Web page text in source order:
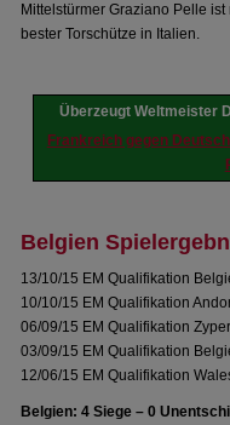
Mittelstürmer Graziano Pelle
bester Torschütze in Italien.
Überzeugt Weltmeister
Frankreich gegen
Belgien
13/10/15 EM Qualifikation
10/10/15 EM Qualifikation
06/09/15 EM Qualifikation
03/09/15 EM Qualifikation
12/06/15 EM Qualifikation
Belgien: 4 Siege – 0